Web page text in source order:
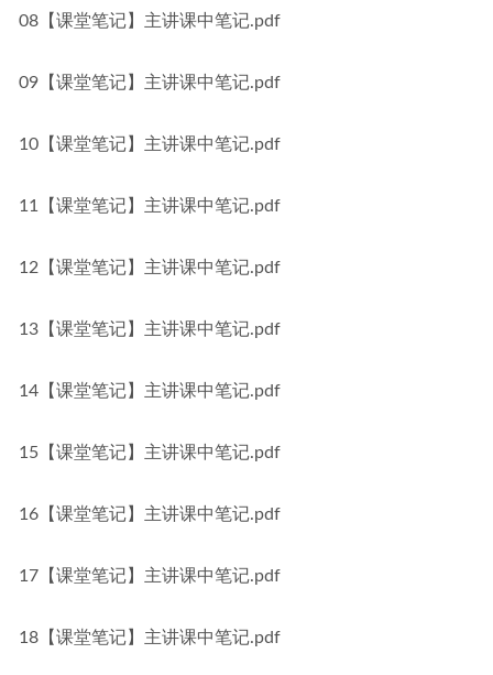
08【课堂笔记】主讲课中笔记.pdf
09【课堂笔记】主讲课中笔记.pdf
10【课堂笔记】主讲课中笔记.pdf
11【课堂笔记】主讲课中笔记.pdf
12【课堂笔记】主讲课中笔记.pdf
13【课堂笔记】主讲课中笔记.pdf
14【课堂笔记】主讲课中笔记.pdf
15【课堂笔记】主讲课中笔记.pdf
16【课堂笔记】主讲课中笔记.pdf
17【课堂笔记】主讲课中笔记.pdf
18【课堂笔记】主讲课中笔记.pdf